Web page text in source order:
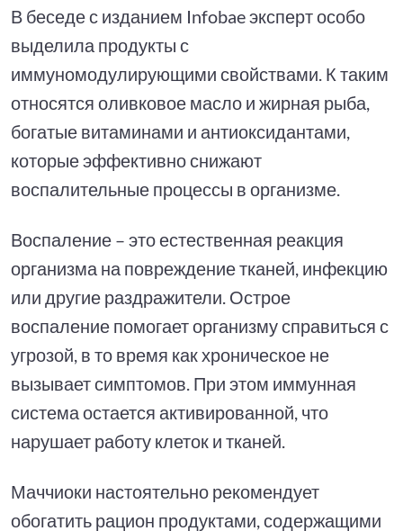
В беседе с изданием Infobae эксперт особо
выделила продукты с
иммуномодулирующими свойствами. К таким
относятся оливковое масло и жирная рыба,
богатые витаминами и антиоксидантами,
которые эффективно снижают
воспалительные процессы в организме.
Воспаление – это естественная реакция
организма на повреждение тканей, инфекцию
или другие раздражители. Острое
воспаление помогает организму справиться с
угрозой, в то время как хроническое не
вызывает симптомов. При этом иммунная
система остается активированной, что
нарушает работу клеток и тканей.
Маччиоки настоятельно рекомендует
обогатить рацион продуктами, содержащими